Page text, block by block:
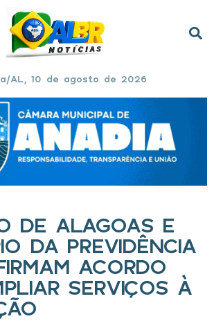
AL, 10 de agosto de 2026
DE ALAGOAS E
DA PREVIDÊNCIA
ACORDO
SERVIÇOS À